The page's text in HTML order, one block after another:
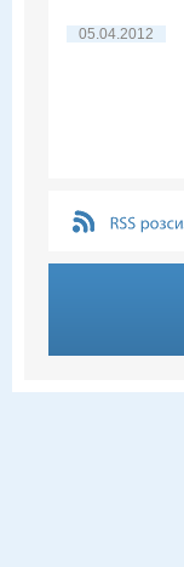
05.04.2012